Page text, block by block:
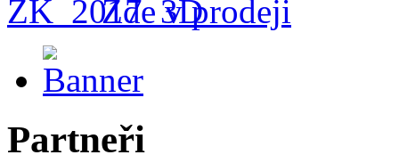
Zde v prodeji
Partneři